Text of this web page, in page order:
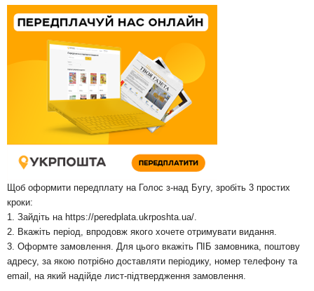
Щоб оформити передплату на Голос з-над Бугу, зробіть 3 простих
кроки:
1. Зайдіть на https://peredplata.ukrposhta.ua/.
2. Вкажіть період, впродовж якого хочете отримувати видання.
3. Оформте замовлення. Для цього вкажіть ПІБ замовника, поштову
адресу, за якою потрібно доставляти періодику, номер телефону та
email, на який надійде лист-підтвердження замовлення.